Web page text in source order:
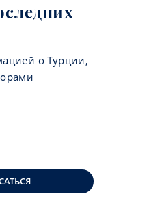
о Турции,